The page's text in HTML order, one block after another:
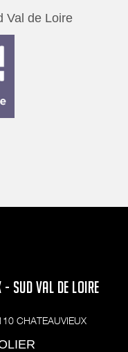
Val de Loire
SUD VAL DE LOIRE
CHATEAUVIEUX